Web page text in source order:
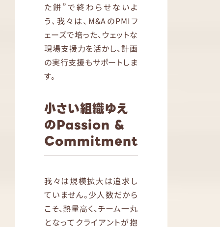
た餅”で終わらせないよ
う、我々は、M&AのPMIフ
ェーズで培った、ウェットな
現場支援力を活かし、計画
の実行支援もサポートしま
す。
小さい組織ゆえ
のPassion &
Commitment
我々は規模拡大は追求し
ていません。少人数だから
こそ、熱量高く、チーム一丸
となってクライアントが抱